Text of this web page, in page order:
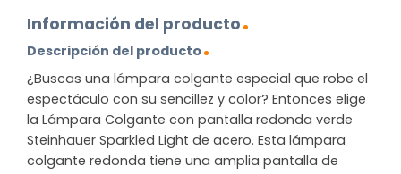
Información del producto
Descripción del producto
¿Buscas una lámpara colgante especial que robe el
espectáculo con su sencillez y color? Entonces elige
la Lámpara Colgante con pantalla redonda verde
Steinhauer Sparkled Light de acero. Esta lámpara
colgante redonda tiene una amplia pantalla de